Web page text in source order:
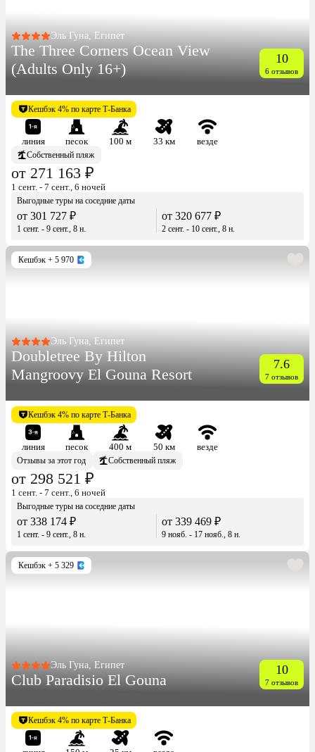
Эль Гуна, Египет
The Three Corners Ocean View
(Adults Only 16+)
10
6 отзывов
Кешбэк 4% по карте Т-Банка
линия песок 100 м 33 км
везде
Собственный пляж
от 271 163 ₽
1 сент. - 7 сент., 6 ночей
Выгодные туры на соседние даты
от 301 727 ₽
1 сент. - 9 сент., 8 н.
от 320 677 ₽
2 сент. - 10 сент., 8 н.
Кешбэк + 5 970
Эль Гуна, Египет
Doubletree By Hilton
Mangroovy El Gouna Resort
7.6
7 отзывов
Кешбэк 4% по карте Т-Банка
линия песок 400 м 50 км
везде
Отзывы за этот год
Собственный пляж
от 298 521 ₽
1 сент. - 7 сент., 6 ночей
Выгодные туры на соседние даты
от 338 174 ₽
1 сент. - 9 сент., 8 н.
от 339 469 ₽
9 нояб. - 17 нояб., 8 н.
Кешбэк + 5 329
Эль Гуна, Египет
Club Paradisio El Gouna
10
7 отзывов
Кешбэк 4% по карте Т-Банка